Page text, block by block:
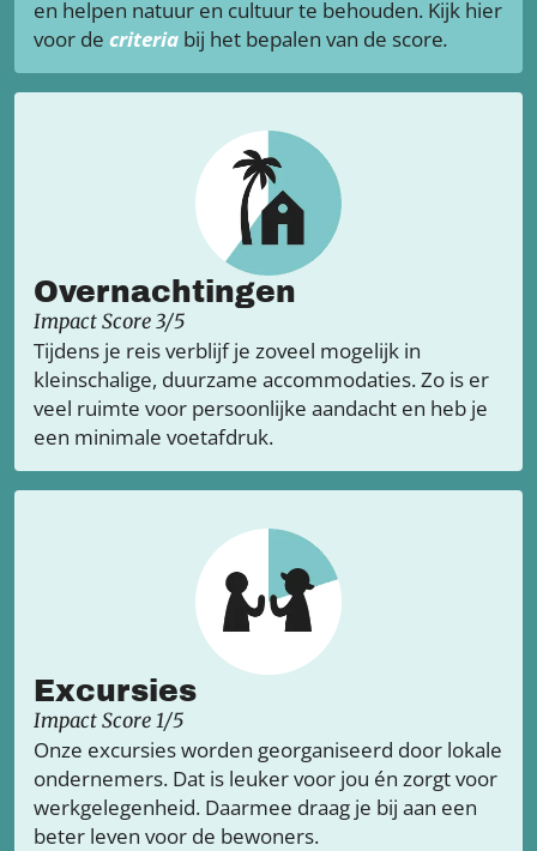
en helpen natuur en cultuur te behouden. Kijk hier
voor de criteria bij het bepalen van de score.
Overnachtingen
Impact Score 3/5
Tijdens je reis verblijf je zoveel mogelijk in
kleinschalige, duurzame accommodaties. Zo is er
veel ruimte voor persoonlijke aandacht en heb je
een minimale voetafdruk.
Excursies
Impact Score 1/5
Onze excursies worden georganiseerd door lokale
ondernemers. Dat is leuker voor jou én zorgt voor
werkgelegenheid. Daarmee draag je bij aan een
beter leven voor de bewoners.